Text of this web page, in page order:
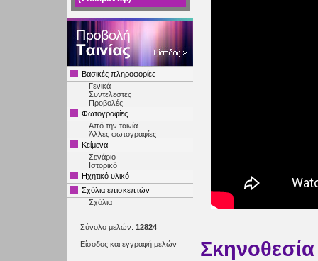
Βασικές πληροφορίες
Γενικά
Συντελεστές
Προβολές
Φωτογραφίες
Από την ταινία
Άλλες φωτογραφίες
Κείμενα
Σενάριο
Ιστορικό
Ηχητικό υλικό
Σχόλια επισκεπτών
Σχόλια
Σύνολο μελών: 12824
Είσοδος και εγγραφή μελών
Σκηνοθεσία